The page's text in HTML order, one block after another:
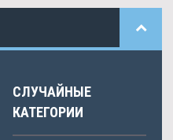
СЛУЧАЙНЫЕ
КАТЕГОРИИ